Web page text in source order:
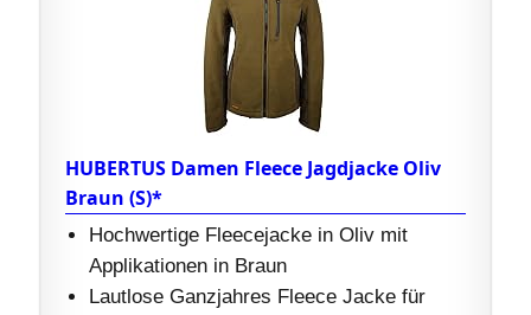
HUBERTUS Damen Fleece Jagdjacke Oliv
Braun (S)*
Hochwertige Fleecejacke in Oliv mit
Applikationen in Braun
Lautlose Ganzjahres Fleece Jacke für